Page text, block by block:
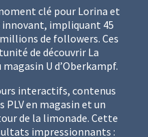
clé pour Lorina et
impliquant 45
de followers. Ces
de découvrir La
U d’Oberkampf.
interactifs, contenus
en magasin et un
de la limonade. Cette
impressionnants :